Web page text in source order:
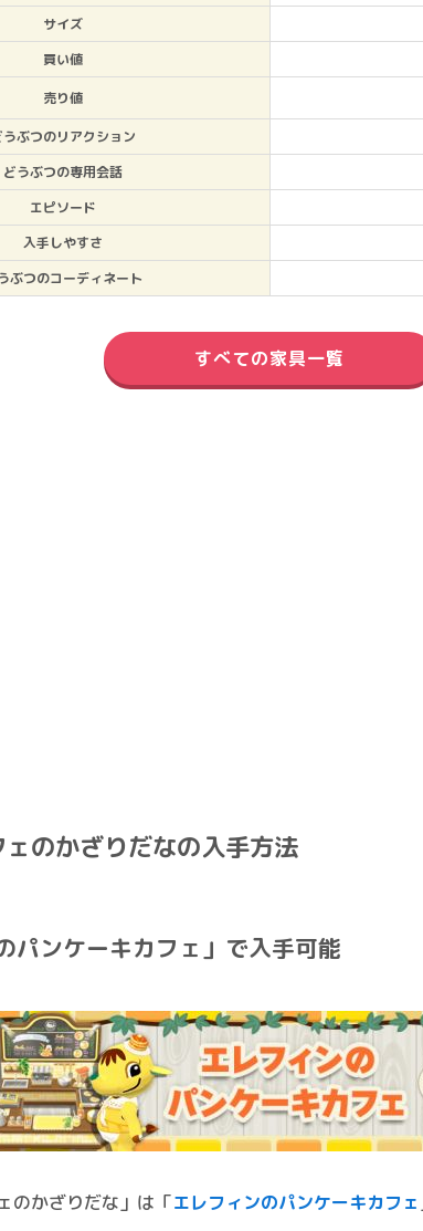
サイズ
買い値
売り値
うぶつのリアクション
どうぶつの専用会話
エピソード
入手しやすさ
ぶつのコーディネート
すべての家具一覧
のかざりだなの入手方法
パンケーキカフェ」で入手可能
のかざりだな」は「エレフィンのパンケーキカフェ